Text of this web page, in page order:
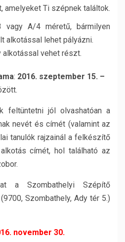
amelyeket Ti szépnek találtok.
vagy A/4 méretű, bármilyen
alkotással lehet pályázni.
alkotással vehet részt.
: 2016. szeptember 15. –
feltüntetni jól olvashatóan a
nevét és címét (valamint az
tanulók rajzainál a felkészítő
címét, hol található az
a Szombathelyi Szépítő
Szombathely, Ady tér 5.)
november 30.